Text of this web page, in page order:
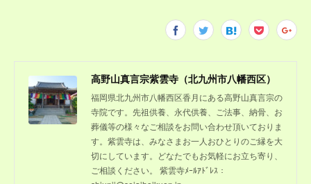
高野山真言宗紫雲寺（北九州市八幡西区）
福岡県北九州市八幡西区香月にある高野山真言宗の
寺院です。先祖供養、永代供養、ご法事、納骨、お
葬儀等の様々なご相談をお問い合わせ頂いておりま
す。紫雲寺は、みなさまお一人おひとりのご縁を大
切にしています。どなたでもお気軽にお立ち寄り、
ご相談ください。 紫雲寺ﾒｰﾙｱﾄﾞﾚｽ：